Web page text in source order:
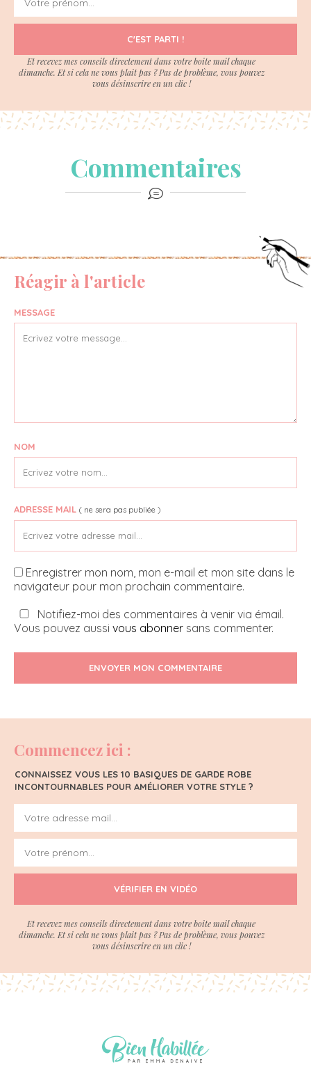
C'EST PARTI !
Et recevez mes conseils directement dans votre boite mail chaque
dimanche. Et si cela ne vous plait pas ? Pas de problème, vous pouvez
vous désinscrire en un clic !
Commentaires
Réagir à l'article
MESSAGE
NOM
ADRESSE MAIL ( ne sera pas publiée )
Enregistrer mon nom, mon e-mail et mon site dans le
navigateur pour mon prochain commentaire.
Notifiez-moi des commentaires à venir via émail.
Vous pouvez aussi vous abonner sans commenter.
ENVOYER MON COMMENTAIRE
Commencez ici :
CONNAISSEZ VOUS LES 10 BASIQUES DE GARDE ROBE
INCONTOURNABLES POUR AMÉLIORER VOTRE STYLE ?
VÉRIFIER EN VIDÉO
Et recevez mes conseils directement dans votre boite mail chaque
dimanche. Et si cela ne vous plait pas ? Pas de problème, vous pouvez
vous désinscrire en un clic !